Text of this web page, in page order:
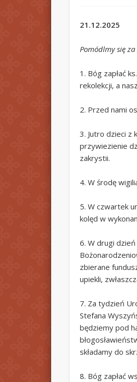
21.12.2025
Pomódlmy się
1. Bóg zapłać
rekolekcji, a
2. Przed nami
3. Jutro dzieci z
przywiezienie
zakrystii.
4. W środę
5. W czwartek
kolęd w
6. W drugi
zbierane
upiekli,
7. Za tydzień
Stefana
będziemy pod
składamy do
8. Bóg zapłać